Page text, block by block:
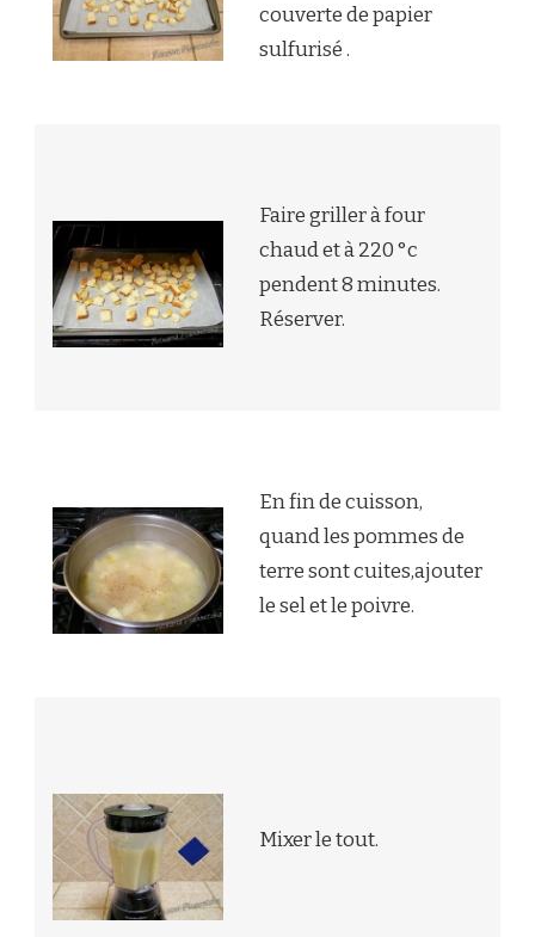
couverte de papier
sulfurisé .
Faire griller à four
chaud et à 220 °c
pendent 8 minutes.
Réserver.
En fin de cuisson,
quand les pommes de
terre sont cuites,ajouter
le sel et le poivre.
Mixer le tout.